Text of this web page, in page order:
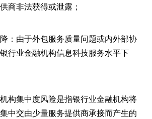
商非法获得或泄露；
降：由于外包服务质量问题或内外部协
行业金融机构信息科技服务水平下
构集中度风险是指银行业金融机构将
中交由少量服务提供商承接而产生的